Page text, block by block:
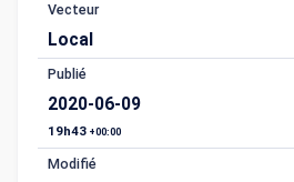
Vecteur
Local
Publié
2020-06-09
19h43 +00:00
Modifié